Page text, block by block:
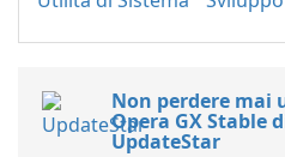
Non perdere mai
Opera GX Stable
UpdateStar